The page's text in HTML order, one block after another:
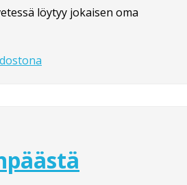
löytyy jokaisen oma